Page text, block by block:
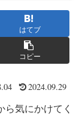
はてブ
コピー
2024.09.29
気にかけてく